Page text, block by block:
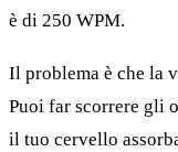
è di 250 WPM.
Il problema è che la
Puoi far scorrere gli
il tuo cervello